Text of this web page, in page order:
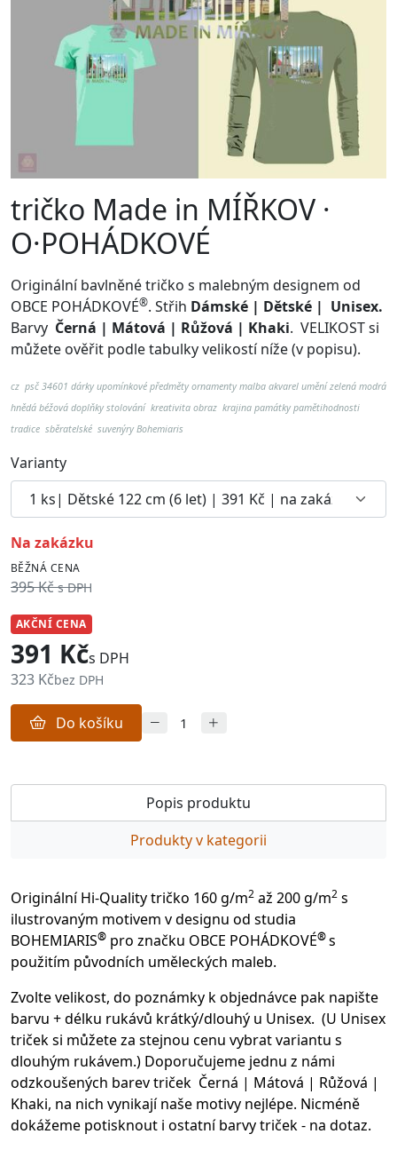
tričko Made in MÍŘKOV ·
O·POHÁDKOVÉ
Originální bavlněné tričko s malebným designem od
OBCE POHÁDKOVÉ®. Střih Dámské | Dětské | Unisex.
Barvy Černá | Mátová | Růžová | Khaki. VELIKOST si
můžete ověřit podle tabulky velikostí níže (v popisu).
cz psč 34601 dárky upomínkové předměty ornamenty malba akvarel umění zelená modrá
hnědá béžová doplňky stolování kreativita obraz krajina památky pamětihodnosti
tradice sběratelské suvenýry Bohemiaris
Varianty
na zakázku
BĚŽNÁ CENA
395 Kč s DPH
AKČNÍ CENA
391 Kčs DPH
323 Kčbez DPH
Do košíku
Popis produktu
Produkty v kategorii
Originální Hi-Quality tričko 160 g/m2 až 200 g/m2 s
ilustrovaným motivem v designu od studia
BOHEMIARIS® pro značku OBCE POHÁDKOVÉ®s
použitím původních uměleckých maleb.
Zvolte velikost, do poznámky k objednávce pak napište
barvu + délku rukávů krátký/dlouhý u Unisex. (U Unisex
triček si můžete za stejnou cenu vybrat variantu s
dlouhým rukávem.) Doporučujeme jednu z námi
odzkoušených barev triček Černá | Mátová | Růžová |
Khaki, na nich vynikají naše motivy nejlépe. Nicméně
dokážeme potisknout i ostatní barvy triček - na dotaz.